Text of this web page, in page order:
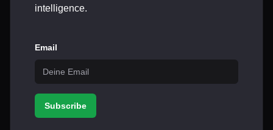
intelligence.
Email
Subscribe